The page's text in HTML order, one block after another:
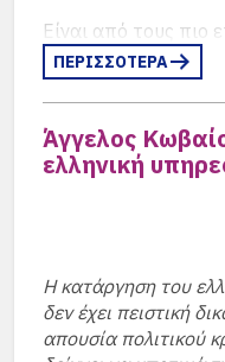
Είναι από τους πιο
Διετέλεσε
κυβέρνησης από το
Ελληνίδα: η Βίκυ
Κουρμούζη – το
μετανάστευσε στο
Κέντρο
βρετανικής
ΠΕΡΙΣΣΟΤΕΡΑ
Άγγελος
ελληνική
Η κατάργηση του
δεν έχει πειστική
απουσία πολιτικού